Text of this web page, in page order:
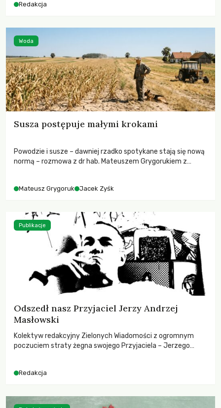
niezwykle korzystne rozwiązania dla przyrody i zwierząt,
funkcjonowania łowiectwa w Polsce.
Redakcja
Susza postępuje małymi krokami
Powodzie i susze – dawniej rzadko spotykane stają się nową
normą – rozmowa z dr hab. Mateuszem Grygorukiem z
Mateusz Grygoruk Jacek Zyśk
Woda
Odszedł nasz Przyjaciel Jerzy Andrzej
Masłowski
Kolektyw redakcyjny Zielonych Wiadomości z ogromnym
poczuciem straty żegna swojego Przyjaciela – Jerzego
Redakcja
Publikacje